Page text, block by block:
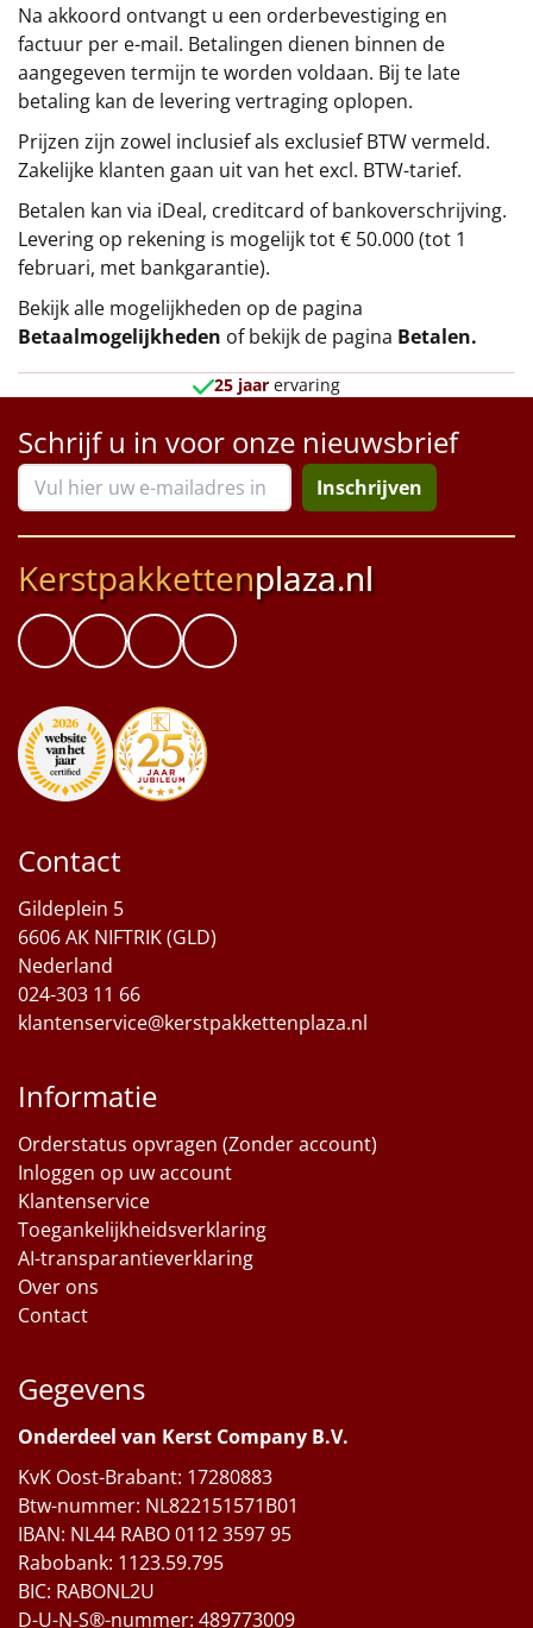
Na akkoord ontvangt u een orderbevestiging en
factuur per e-mail. Betalingen dienen binnen de
aangegeven termijn te worden voldaan. Bij te late
betaling kan de levering vertraging oplopen.
Prijzen zijn zowel inclusief als exclusief BTW vermeld.
Zakelijke klanten gaan uit van het excl. BTW-tarief.
Betalen kan via iDeal, creditcard of bankoverschrijving.
Levering op rekening is mogelijk tot € 50.000 (tot 1
februari, met bankgarantie).
Bekijk alle mogelijkheden op de pagina
Betaalmogelijkheden of bekijk de pagina Betalen.
25 jaar ervaring
Schrijf u in voor onze nieuwsbrief
Inschrijven
Kerstpakkettenplaza.nl
Contact
Gildeplein 5
6606 AK NIFTRIK (GLD)
Nederland
024-303 11 66
klantenservice@kerstpakkettenplaza.nl
Informatie
Orderstatus opvragen (Zonder account)
Inloggen op uw account
Klantenservice
Toegankelijkheidsverklaring
AI-transparantieverklaring
Over ons
Contact
Gegevens
Onderdeel van Kerst Company B.V.
KvK Oost-Brabant: 17280883
Btw-nummer: NL822151571B01
IBAN: NL44 RABO 0112 3597 95
Rabobank: 1123.59.795
BIC: RABONL2U
D-U-N-S®-nummer: 489773009